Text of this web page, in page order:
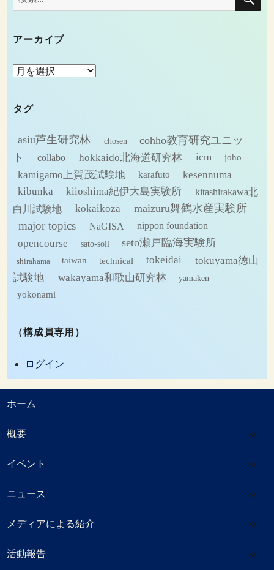
索:
アーカイブ
ア
カ
ブ
タグ
asiu芦生研究林 chosen
cohho教育研究ユニッ
ト
collabo hokkaido北海道研究林 icm joho
kamigamo上賀茂試験地 karafuto
kesennuma
kibunka
kiioshima紀伊大島実験所
kitashirakawa北
白川試験地
kokaikoza maizuru舞鶴水産実験所
major topics NaGISA nippon foundation
opencourse sato-soil seto瀬戸臨海実験所
shirahama taiwan technical tokeidai
tokuyama徳山
試験地
wakayama和歌山研究林
yamaken
yokonami
（構成員専用）
ログイン
ホーム
概要
ブ
メ
ニ
ュ
ー
を
展
開
イベント
ブ
メ
ニ
ュ
ー
を
展
開
ニュース
ブ
メ
ニ
ュ
ー
を
展
メディアによる紹介
ブ
メ
ニ
ュ
活動報告
ブ